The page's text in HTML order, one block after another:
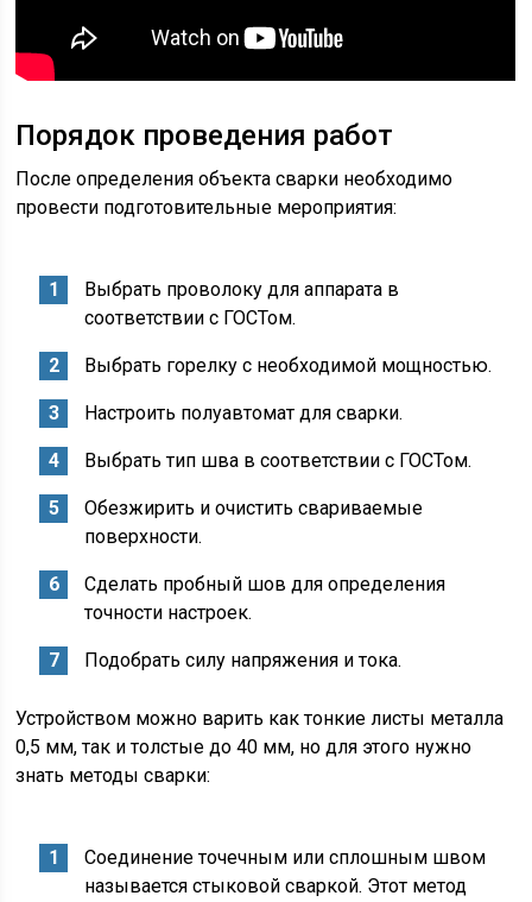
Порядок проведения работ
После определения объекта сварки необходимо
провести подготовительные мероприятия:
Выбрать проволоку для аппарата в
соответствии с ГОСТом.
Выбрать горелку с необходимой мощностью.
Настроить полуавтомат для сварки.
Выбрать тип шва в соответствии с ГОСТом.
Обезжирить и очистить свариваемые
поверхности.
Сделать пробный шов для определения
точности настроек.
Подобрать силу напряжения и тока.
Устройством можно варить как тонкие листы металла
0,5 мм, так и толстые до 40 мм, но для этого нужно
знать методы сварки:
Соединение точечным или сплошным швом
называется стыковой сваркой. Этот метод